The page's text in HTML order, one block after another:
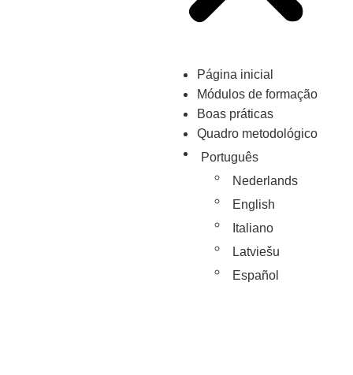
Página inicial
Módulos de formação
Boas práticas
Quadro metodológico
Português
Nederlands
English
Italiano
Latviešu
Español